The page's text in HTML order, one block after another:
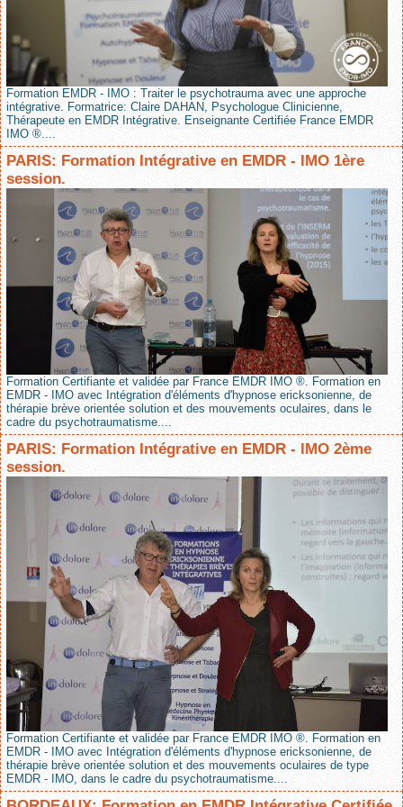
Formation EMDR - IMO : Traiter le psychotrauma avec une approche
intégrative. Formatrice: Claire DAHAN, Psychologue Clinicienne,
Thérapeute en EMDR Intégrative. Enseignante Certifiée France EMDR
IMO ®....
PARIS: Formation Intégrative en EMDR - IMO 1ère
session.
Formation Certifiante et validée par France EMDR IMO ®. Formation en
EMDR - IMO avec Intégration d'éléments d'hypnose ericksonienne, de
thérapie brève orientée solution et des mouvements oculaires, dans le
cadre du psychotraumatisme....
PARIS: Formation Intégrative en EMDR - IMO 2ème
session.
Formation Certifiante et validée par France EMDR IMO ®. Formation en
EMDR - IMO avec Intégration d'éléments d'hypnose ericksonienne, de
thérapie brève orientée solution et des mouvements oculaires de type
EMDR - IMO, dans le cadre du psychotraumatisme....